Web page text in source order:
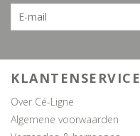
KLANTENSERVICE
Over Cé-Ligne
Algemene voorwaarden